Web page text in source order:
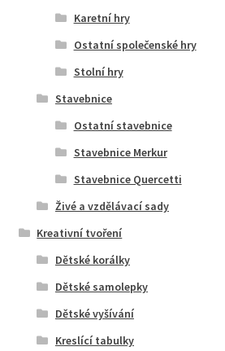
Karetní hry
Ostatní společenské hry
Stolní hry
Stavebnice
Ostatní stavebnice
Stavebnice Merkur
Stavebnice Quercetti
Živé a vzdělávací sady
Kreativní tvoření
Dětské korálky
Dětské samolepky
Dětské vyšívání
Kreslící tabulky